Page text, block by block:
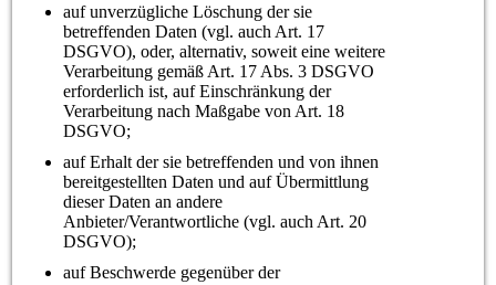
auf unverzügliche Löschung der sie
betreffenden Daten (vgl. auch Art. 17
DSGVO), oder, alternativ, soweit eine weitere
Verarbeitung gemäß Art. 17 Abs. 3 DSGVO
erforderlich ist, auf Einschränkung der
Verarbeitung nach Maßgabe von Art. 18
DSGVO;
auf Erhalt der sie betreffenden und von ihnen
bereitgestellten Daten und auf Übermittlung
dieser Daten an andere
Anbieter/Verantwortliche (vgl. auch Art. 20
DSGVO);
auf Beschwerde gegenüber der